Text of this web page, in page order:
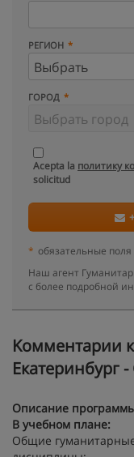
РЕГИОН
ГОРОД
Acepta la политику
solicitud
* обязательные поля
Наш агент
с более подробной
Kомментарии
Екатеринбург
Описание
В учебном плане:
Общие